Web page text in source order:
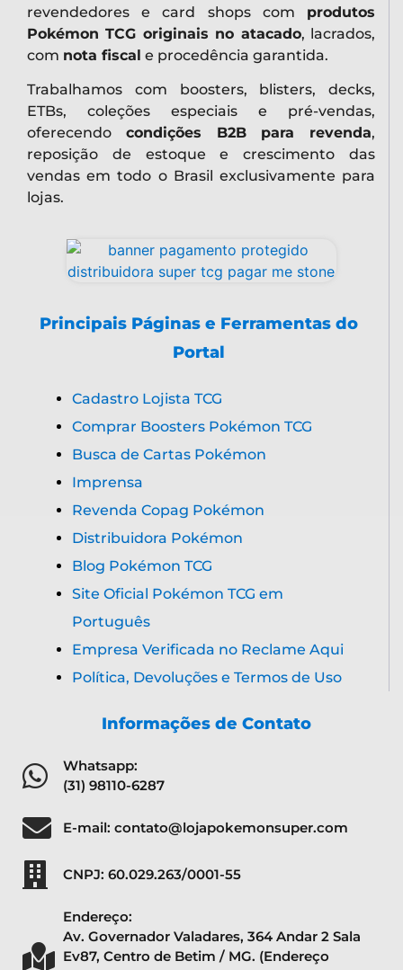
revendedores e card shops com produtos
Pokémon TCG originais no atacado, lacrados,
com nota fiscal e procedência garantida.
Trabalhamos com boosters, blisters, decks,
ETBs, coleções especiais e pré-vendas,
oferecendo condições B2B para revenda,
reposição de estoque e crescimento das
vendas em todo o Brasil exclusivamente para
lojas.
Principais Páginas e Ferramentas do
Portal
Cadastro Lojista TCG
Comprar Boosters Pokémon TCG
Busca de Cartas Pokémon
Imprensa
Revenda Copag Pokémon
Distribuidora Pokémon
Blog Pokémon TCG
Site Oficial Pokémon TCG em
Português
Empresa Verificada no Reclame Aqui
Política, Devoluções e Termos de Uso
Informações de Contato
Whatsapp:
(31) 98110-6287
E-mail: contato@lojapokemonsuper.com
CNPJ: 60.029.263/0001-55
Endereço:
Av. Governador Valadares, 364 Andar 2 Sala
Ev87, Centro de Betim / MG. (Endereço